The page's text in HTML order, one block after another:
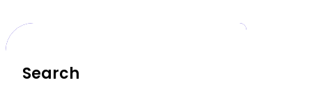
Search